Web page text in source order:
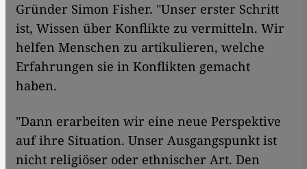
Gründer Simon Fisher. "Unser erster Schritt
ist, Wissen über Konflikte zu vermitteln. Wir
helfen Menschen zu artikulieren, welche
Erfahrungen sie in Konflikten gemacht
haben.
"Dann erarbeiten wir eine neue Perspektive
auf ihre Situation. Unser Ausgangspunkt ist
nicht religiöser oder ethnischer Art. Den